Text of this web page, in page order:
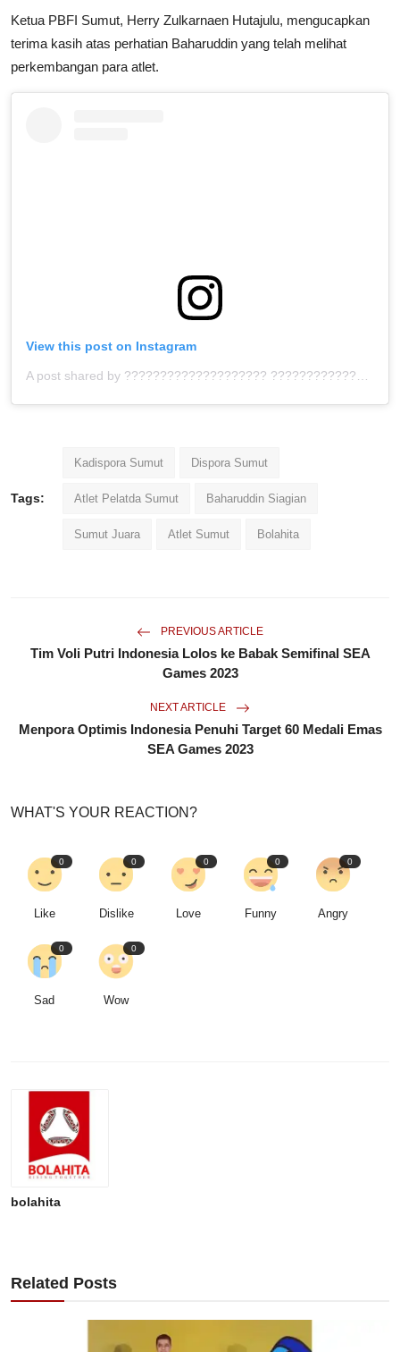
Ketua PBFI Sumut, Herry Zulkarnaen Hutajulu, mengucapkan
terima kasih atas perhatian Baharuddin yang telah melihat
perkembangan para atlet.
View this post on Instagram
Tags:
Kadispora Sumut Dispora Sumut
Atlet Pelatda Sumut Baharuddin Siagian
Sumut Juara Atlet Sumut Bolahita
PREVIOUS ARTICLE
Tim Voli Putri Indonesia Lolos ke Babak Semifinal SEA
Games 2023
NEXT ARTICLE
Menpora Optimis Indonesia Penuhi Target 60 Medali Emas
SEA Games 2023
WHAT'S YOUR REACTION?
0
Like
0
Dislike
0
Love
0
Funny
0
Angry
0
Sad
0
Wow
bolahita
Related Posts